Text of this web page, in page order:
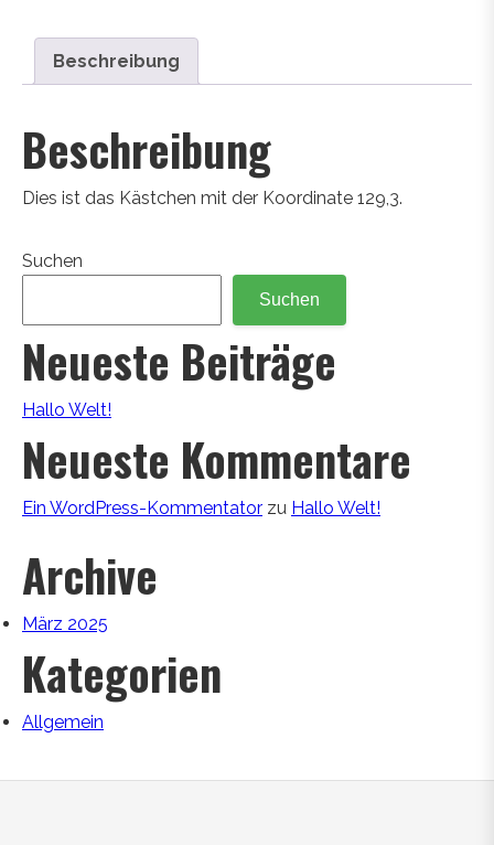
Beschreibung
Beschreibung
Dies ist das Kästchen mit der Koordinate 129,3.
Suchen
Suchen
Neueste Beiträge
Hallo Welt!
Neueste Kommentare
Ein WordPress-Kommentator zu Hallo Welt!
Archive
März 2025
Kategorien
Allgemein